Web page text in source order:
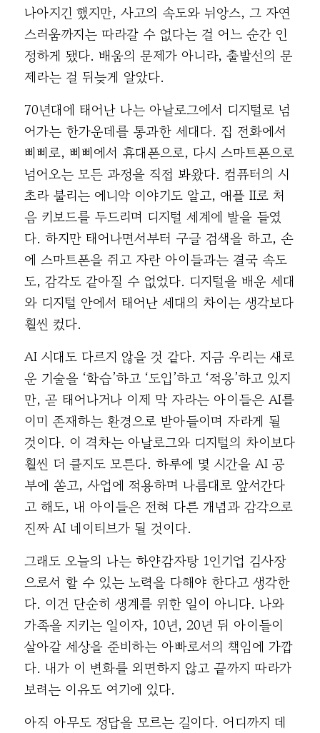
나아지긴 했지만, 사고의 속도와 뉘앙스, 그 자연
스러움까지는 따라갈 수 없다는 걸 어느 순간 인
정하게 됐다. 배움의 문제가 아니라, 출발선의 문
제라는 걸 뒤늦게 알았다.
70년대에 태어난 나는 아날로그에서 디지털로 넘
어가는 한가운데를 통과한 세대다. 집 전화에서
삐삐로, 삐삐에서 휴대폰으로, 다시 스마트폰으로
넘어오는 모든 과정을 직접 봐왔다. 컴퓨터의 시
초라 불리는 에니악 이야기도 알고, 애플 II로 처
음 키보드를 두드리며 디지털 세계에 발을 들였
다. 하지만 태어나면서부터 구글 검색을 하고, 손
에 스마트폰을 쥐고 자란 아이들과는 결국 속도
도, 감각도 같아질 수 없었다. 디지털을 배운 세대
와 디지털 안에서 태어난 세대의 차이는 생각보다
훨씬 컸다.
AI 시대도 다르지 않을 것 같다. 지금 우리는 새로
운 기술을 ‘학습’하고 ‘도입’하고 ‘적응’하고 있지
만, 곧 태어나거나 이제 막 자라는 아이들은 AI를
이미 존재하는 환경으로 받아들이며 자라게 될
것이다. 이 격차는 아날로그와 디지털의 차이보다
훨씬 더 클지도 모른다. 하루에 몇 시간을 AI 공
부에 쏟고, 사업에 적용하며 나름대로 앞서간다
고 해도, 내 아이들은 전혀 다른 개념과 감각으로
진짜 AI 네이티브가 될 것이다.
그래도 오늘의 나는 하얀감자탕 1인기업 김사장
으로서 할 수 있는 노력을 다해야 한다고 생각한
다. 이건 단순히 생계를 위한 일이 아니다. 나와
가족을 지키는 일이자, 10년, 20년 뒤 아이들이
살아갈 세상을 준비하는 아빠로서의 책임에 가깝
다. 내가 이 변화를 외면하지 않고 끝까지 따라가
보려는 이유도 여기에 있다.
아직 아무도 정답을 모르는 길이다. 어디까지 데